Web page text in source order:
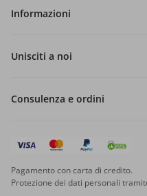
Informazioni
Unisciti a noi
Consulenza e ordini
Pagamento con carta di credito.
Protezione dei dati personali